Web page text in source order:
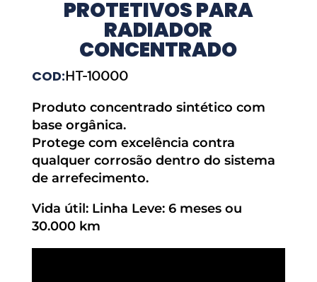
PROTETIVOS PARA
RADIADOR
CONCENTRADO
COD:HT-10000
Produto concentrado sintético com
base orgânica.
Protege com excelência contra
qualquer corrosão dentro do sistema
de arrefecimento.
Vida útil: Linha Leve: 6 meses ou
30.000 km